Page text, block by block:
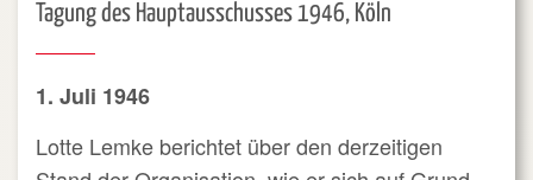
Tagung des Hauptausschusses 1946, Köln
1. Juli 1946
Lotte Lemke berichtet über den derzeitigen